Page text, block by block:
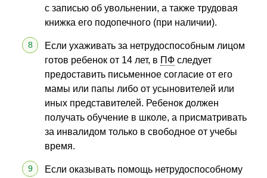
с записью об увольнении, а также трудовая
книжка его подопечного (при наличии).
Если ухаживать за нетрудоспособным лицом
готов ребенок от 14 лет, в ПФ следует
предоставить письменное согласие от его
мамы или папы либо от усыновителей или
иных представителей. Ребенок должен
получать обучение в школе, а присматривать
за инвалидом только в свободное от учебы
время.
Если оказывать помощь нетрудоспособному